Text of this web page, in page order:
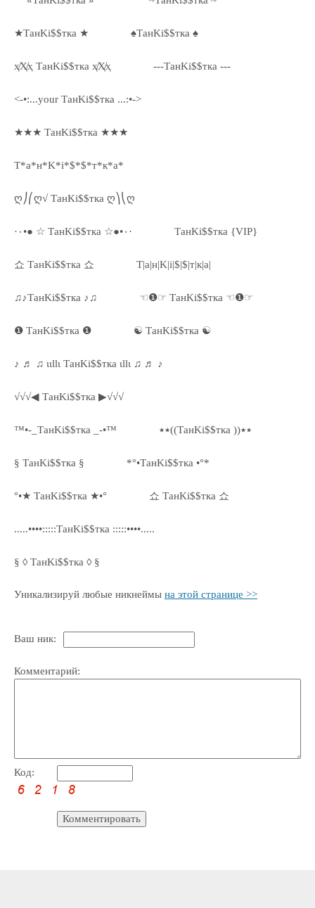
★ТанKi$$тка ★ ♠ТанKi$$тка ♠
ҳ̸Ҳ̸ҳ ТанKi$$тка ҳ̸Ҳ̸ҳ ---ТанKi$$тка ---
<-•:...your ТанKi$$тка ...:•->
★★★ ТанKi$$тка ★★★
Т*а*н*K*i*$*$*т*к*а*
ღ⎠⎛ღ√ ТанKi$$тка ღ⎞⎝ღ
·٠•● ☆ ТанKi$$тка ☆●•٠· ТанKi$$тка {VIP}
쇼 ТанKi$$тка 쇼 Т|а|н|K|i|$|$|т|к|а|
♫♪ТанKi$$тка ♪♫ ☜❶☞ ТанKi$$тка ☜❶☞
❶ ТанKi$$тка ❶ ☯ ТанKi$$тка ☯
♪ ♬ ♫ ιιllι ТанKi$$тка ιllι ♫ ♬ ♪
√√√◀ ТанKi$$тка ▶√√√
™•-_ТанKi$$тка _-•™ ٭٭((ТанKi$$тка ))٭٭
§ ТанKi$$тка § *°•ТанKi$$тка •°*
°•★ ТанKi$$тка ★•° 쇼 ТанKi$$тка 쇼
.....••••:::::ТанKi$$тка :::::••••.....
§ ◊ ТанKi$$тка ◊ §
Уникализируй любые никнеймы на этой странице >>
Ваш ник:
Комментарий:
Код: